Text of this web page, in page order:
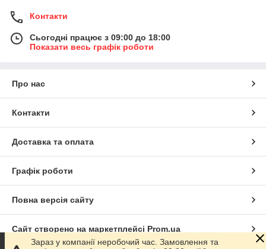
Контакти
Сьогодні працює з 09:00 до 18:00
Показати весь графік роботи
Про нас
Контакти
Доставка та оплата
Графік роботи
Повна версія сайту
Сайт створено на маркетплейсі Prom.ua
Зараз у компанії неробочий час. Замовлення та